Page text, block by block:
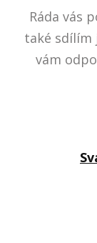
Ráda vás
také sdílím
vám